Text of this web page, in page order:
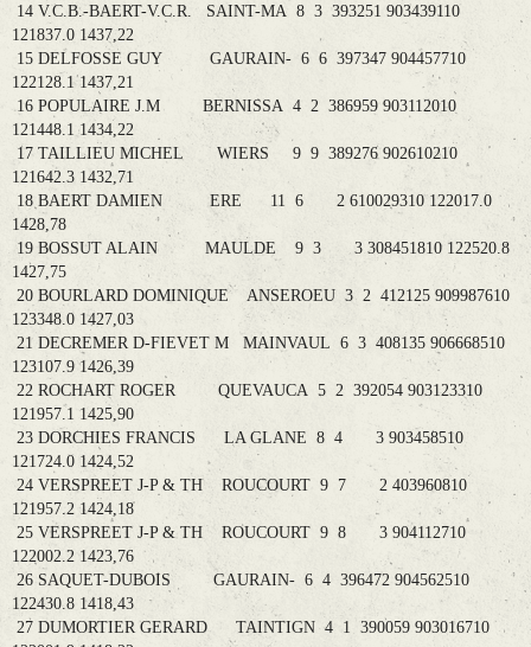
14 V.C.B.-BAERT-V.C.R. SAINT-MA 8 3 393251 903439110
121837.0 1437,22
15 DELFOSSE GUY GAURAIN- 6 6 397347 904457710
122128.1 1437,21
16 POPULAIRE J.M BERNISSA 4 2 386959 903112010
121448.1 1434,22
17 TAILLIEU MICHEL WIERS 9 9 389276 902610210
121642.3 1432,71
18 BAERT DAMIEN ERE 11 6 2 610029310 122017.0
1428,78
19 BOSSUT ALAIN MAULDE 9 3 3 308451810 122520.8
1427,75
20 BOURLARD DOMINIQUE ANSEROEU 3 2 412125 909987610
123348.0 1427,03
21 DECREMER D-FIEVET M MAINVAUL 6 3 408135 906668510
123107.9 1426,39
22 ROCHART ROGER QUEVAUCA 5 2 392054 903123310
121957.1 1425,90
23 DORCHIES FRANCIS LA GLANE 8 4 3 903458510
121724.0 1424,52
24 VERSPREET J-P & TH ROUCOURT 9 7 2 403960810
121957.2 1424,18
25 VERSPREET J-P & TH ROUCOURT 9 8 3 904112710
122002.2 1423,76
26 SAQUET-DUBOIS GAURAIN- 6 4 396472 904562510
122430.8 1418,43
27 DUMORTIER GERARD TAINTIGN 4 1 390059 903016710